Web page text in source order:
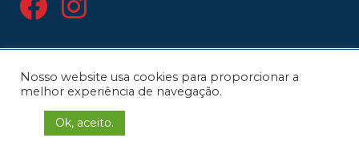
Copyright 2021 | LLG Engenharia e
direitos reservados
Nosso website usa cookies para proporcionar a
melhor experiência de navegação.
Ok, aceito.